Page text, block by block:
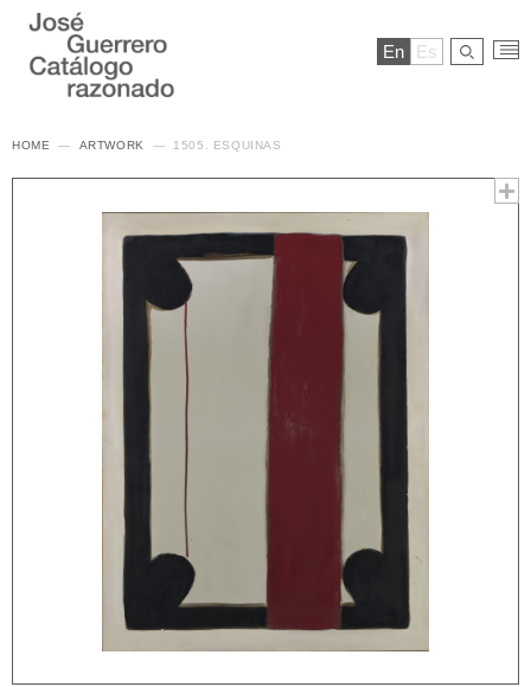
En Es
HOME ARTWORK 1505. ESQUINAS